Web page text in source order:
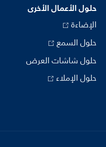
حلول الأعمال الأخرى
الإضاءة
حلول السمع
حلول شاشات العرض
حلول الإملاء